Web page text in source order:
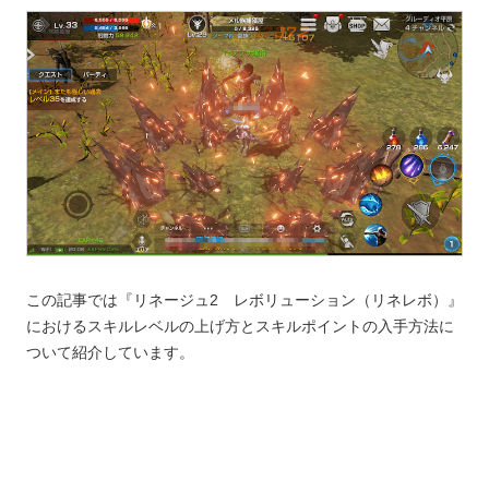
この記事では『リネージュ2 レボリューション（リネレボ）』
におけるスキルレベルの上げ方とスキルポイントの入手方法に
ついて紹介しています。